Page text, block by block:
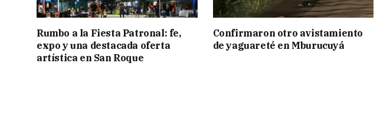
Rumbo a la Fiesta Patronal: fe,
expo y una destacada oferta
artística en San Roque
Confirmaron otro avistamiento
de yaguareté en Mburucuyá